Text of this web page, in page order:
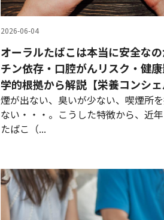
2026-06-04
オーラルたばこは本当に安全な
チン依存・口腔がんリスク・健
学的根拠から解説【栄養コンシェ
煙が出ない、臭いが少ない、喫煙所
ない・・・。こうした特徴から、近
たばこ（...